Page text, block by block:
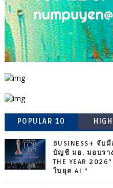
POPULAR 10
BUSINESS+ จั
บัญชี มธ. มอบราง
THE YEAR
ในยุค AI ”